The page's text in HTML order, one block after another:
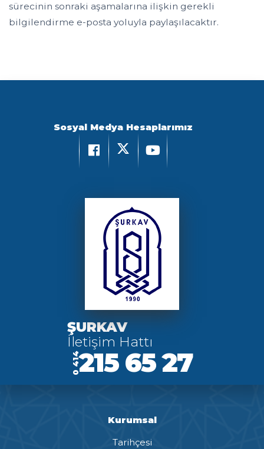
sürecinin sonraki aşamalarına ilişkin gerekli
bilgilendirme e-posta yoluyla paylaşılacaktır.
Sosyal Medya Hesaplarımız
ŞURKAV
İletişim Hattı
0 414215 65 27
Kurumsal
Tarihçesi